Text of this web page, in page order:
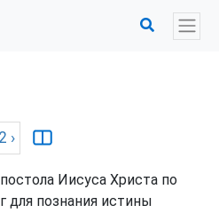
2 ›
Иисуса Христа по
для познания истины